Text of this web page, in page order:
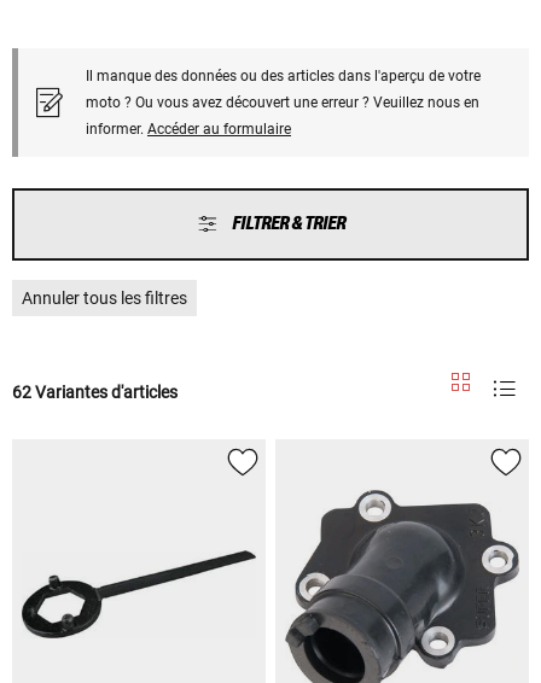
Il manque des données ou des articles dans l'aperçu de votre
moto ? Ou vous avez découvert une erreur ? Veuillez nous en
informer. Accéder au formulaire
FILTRER & TRIER
Annuler tous les filtres
62 Variantes d'articles